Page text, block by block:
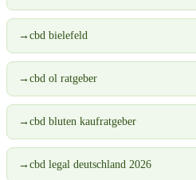
→ cbd bielefeld
→ cbd ol ratgeber
→ cbd bluten kaufratgeber
→ cbd legal deutschland 2026